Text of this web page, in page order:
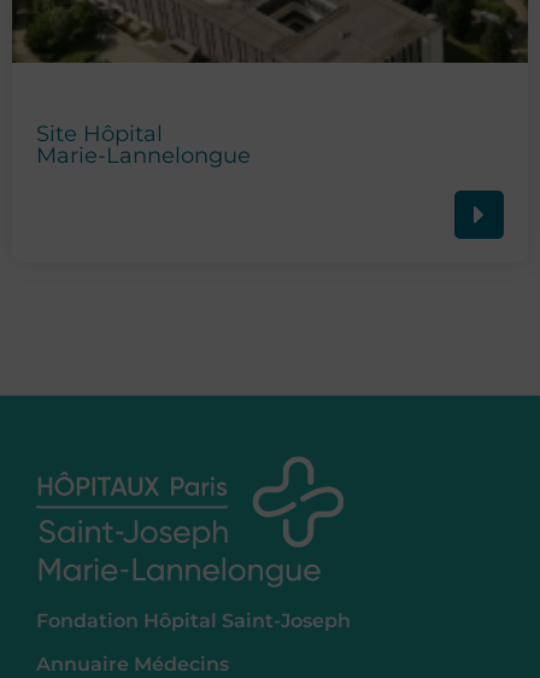
Site Hôpital
Marie-Lannelongue
Fondation Hôpital Saint-Joseph
Annuaire Médecins